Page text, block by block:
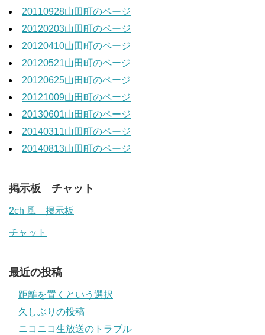
20110928山田町のページ
20120203山田町のページ
20120410山田町のページ
20120521山田町のページ
20120625山田町のページ
20121009山田町のページ
20130601山田町のページ
20140311山田町のページ
20140813山田町のページ
掲示板 チャット
2ch 風 掲示板
チャット
最近の投稿
距離を置くという選択
久しぶりの投稿
ニコニコ生放送のトラブル